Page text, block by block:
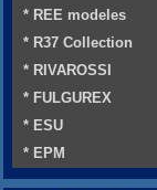
* REE modeles
* R37 Collection
* RIVAROSSI
* FULGUREX
* ESU
* EPM